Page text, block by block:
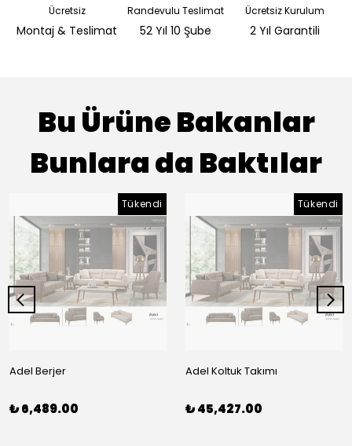
Ücretsiz
Montaj & Teslimat
Randevulu Teslimat
52 Yıl 10 Şube
Ücretsiz Kurulum
2 Yıl Garantili
Bu Ürüne Bakanlar
Bunlara da Baktılar
Tükendi
Adel Berjer
₺ 6,489.00
Tükendi
Adel Koltuk Takımı
₺ 45,427.00